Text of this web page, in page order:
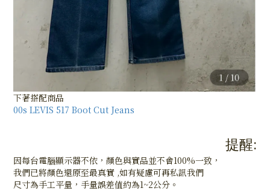
下著搭配商品
00s LEVIS 517 Boot Cut Jeans
提醒:
因每台電腦顯示器不依，顏色與實品並不會100%一致，
我們已將顏色還原至最真實 ,如有疑慮可再私訊我們
尺寸為手工平量，手量誤差值約為1~2公分。